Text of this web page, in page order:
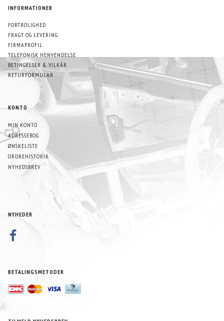
INFORMATIONER
FORTROLIGHED
FRAGT OG LEVERING
FIRMAPROFIL
TELEFONISK HENVENDELSE
BETINGELSER & VILKÅR
RETURFORMULAR
KONTO
MIN KONTO
ADRESSEBOG
ØNSKELISTE
ORDREHISTORIK
NYHEDSBREV
NYHEDER
BETALINGSMETODER